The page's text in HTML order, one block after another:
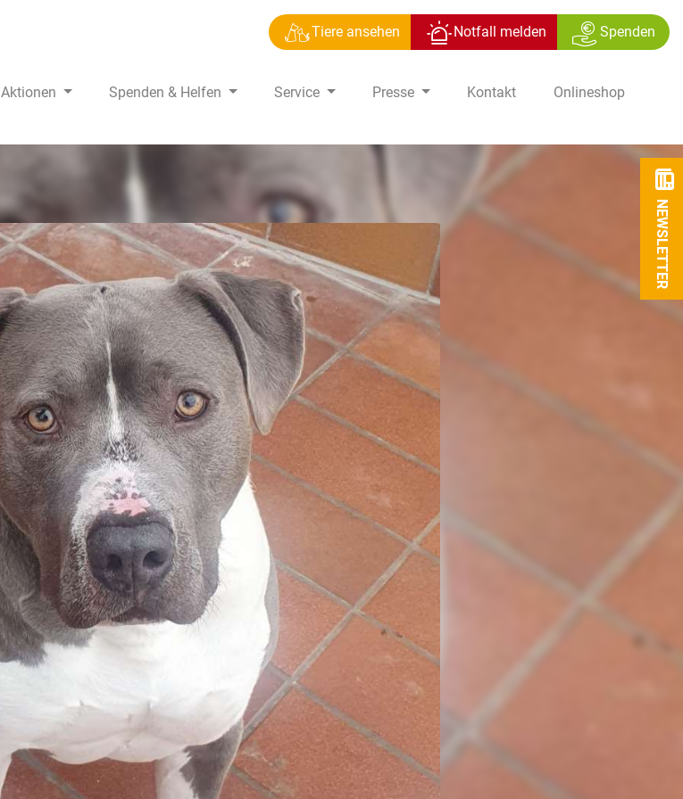
Tiere ansehen Notfall melden Spenden
Aktionen Spenden & Helfen Service Presse Kontakt Onlineshop
NEWSLETTER